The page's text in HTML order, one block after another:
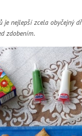
je nejlepší zcela obyčejný
zdobením.